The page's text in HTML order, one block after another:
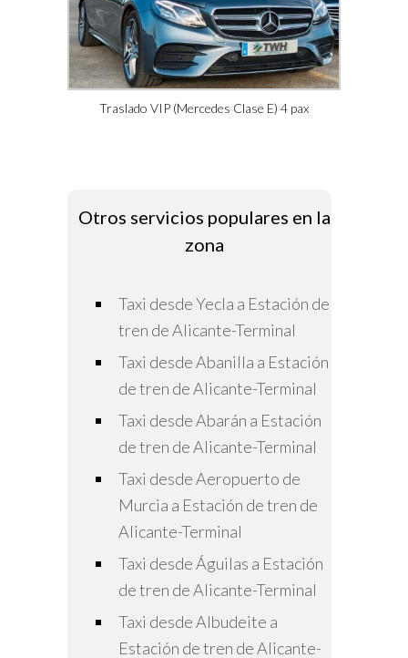
Traslado VIP (Mercedes Clase E) 4 pax
Otros servicios populares en la
zona
Taxi desde Yecla a Estación de
tren de Alicante-Terminal
Taxi desde Abanilla a Estación
de tren de Alicante-Terminal
Taxi desde Abarán a Estación
de tren de Alicante-Terminal
Taxi desde Aeropuerto de
Murcia a Estación de tren de
Alicante-Terminal
Taxi desde Águilas a Estación
de tren de Alicante-Terminal
Taxi desde Albudeite a
Estación de tren de Alicante-